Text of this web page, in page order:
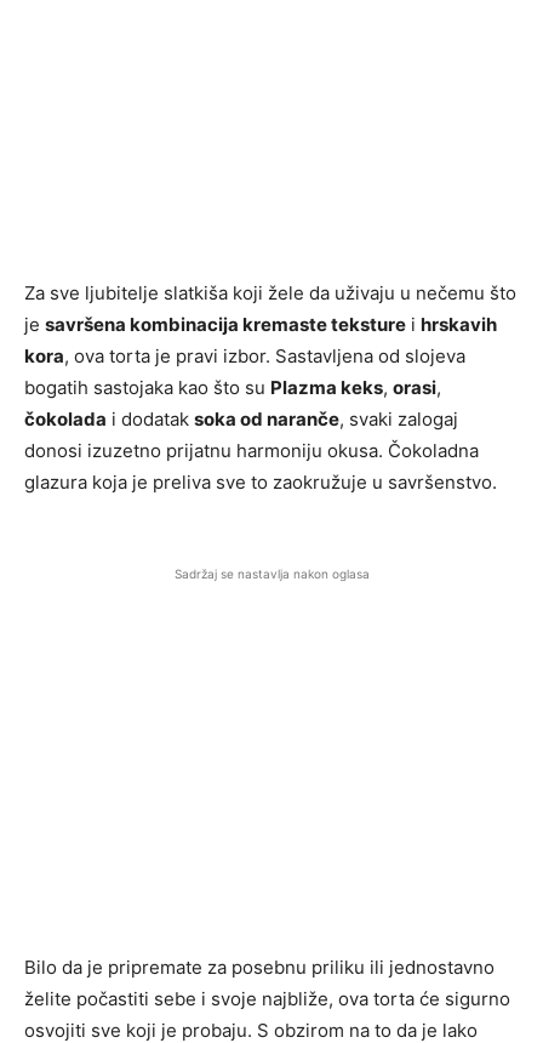
Za sve ljubitelje slatkiša koji žele da uživaju u nečemu što
je savršena kombinacija kremaste teksture i hrskavih
kora, ova torta je pravi izbor. Sastavljena od slojeva
bogatih sastojaka kao što su Plazma keks, orasi,
čokolada i dodatak soka od naranče, svaki zalogaj
donosi izuzetno prijatnu harmoniju okusa. Čokoladna
glazura koja je preliva sve to zaokružuje u savršenstvo.
Sadržaj se nastavlja nakon oglasa
Bilo da je pripremate za posebnu priliku ili jednostavno
želite počastiti sebe i svoje najbliže, ova torta će sigurno
osvojiti sve koji je probaju. S obzirom na to da je lako